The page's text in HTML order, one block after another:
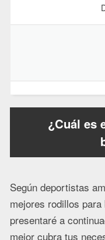
¿Cuál es
Según deportistas
mejores rodillos
presentaré a
mejor cubra tus